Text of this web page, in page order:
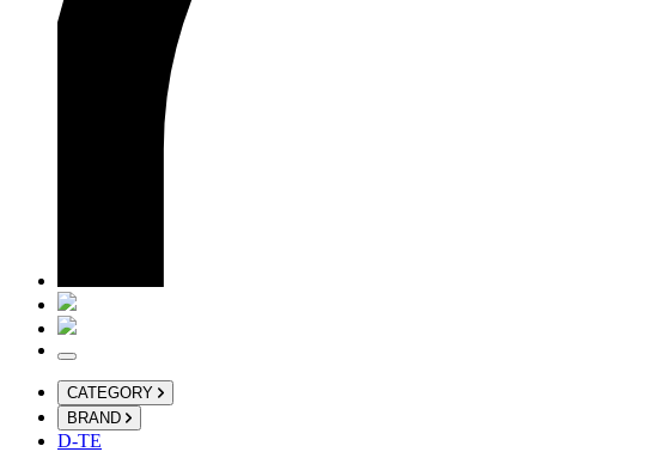
CATEGORY
BRAND
D-TE